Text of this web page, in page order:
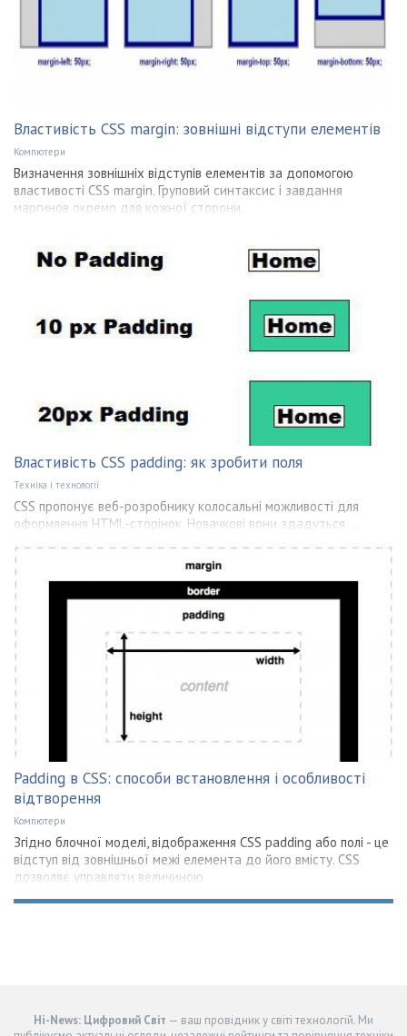
Властивість CSS margin: зовнішні відступи елементів
Компютери
Визначення зовнішніх відступів елементів за допомогою
властивості CSS margin. Груповий синтаксис і завдання
маргинов окремо для кожної сторони.
Властивість CSS padding: як зробити поля
Техніка і технології
CSS пропонує веб-розробнику колосальні можливості для
оформлення HTML-сторінок. Новачкові вони здадуться ...
Padding в CSS: способи встановлення і особливості
відтворення
Компютери
Згідно блочної моделі, відображення CSS padding або полі - це
відступ від зовнішньої межі елемента до його вмісту. CSS
дозволяє управляти величиною
Hi-News: Цифровий Світ — ваш провідник у світі технологій. Ми